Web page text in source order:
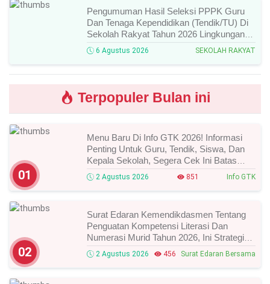
Pengumuman Hasil Seleksi PPPK Guru
Dan Tenaga Kependidikan (Tendik/TU) Di
Sekolah Rakyat Tahun 2026 Lingkungan
Kementerian Sosial RI, Ini Daftar Nama
Peserta Yang Lolos!
6 Agustus 2026 SEKOLAH RAKYAT
Terpopuler Bulan ini
01
Menu Baru Di Info GTK 2026! Informasi
Penting Untuk Guru, Tendik, Siswa, Dan
Kepala Sekolah, Segera Cek Ini Batas
Waktunya!
2 Agustus 2026 851 Info GTK
02
Surat Edaran Kemendikdasmen Tentang
Penguatan Kompetensi Literasi Dan
Numerasi Murid Tahun 2026, Ini Strategi
Dan Alurnya
2 Agustus 2026 456 Surat Edaran Bersama